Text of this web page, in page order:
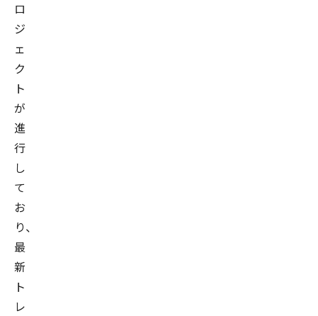
ロ
ジ
ェ
ク
ト
が
進
行
し
て
お
り、
最
新
ト
レ